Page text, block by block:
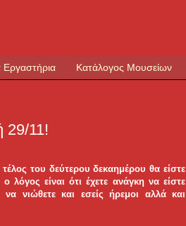
Εργαστήρια Κατάλογος Μουσείων
29/11!
τέλος του δεύτερου δεκαημέρου θα είστε
λόγος είναι ότι έχετε ανάγκη να είστε
να νιώθετε και εσείς ήρεμοι αλλά και